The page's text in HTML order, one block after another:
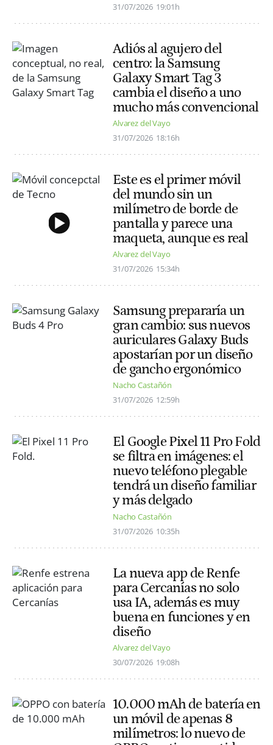
31/07/2026 19:01h
Adiós al agujero del
centro: la Samsung
Galaxy Smart Tag 3
cambia el diseño a uno
mucho más convencional
Alvarez del Vayo
31/07/2026 18:16h
Este es el primer móvil
del mundo sin un
milímetro de borde de
pantalla y parece una
maqueta, aunque es real
Alvarez del Vayo
31/07/2026 15:34h
Samsung prepararía un
gran cambio: sus nuevos
auriculares Galaxy Buds
apostarían por un diseño
de gancho ergonómico
Nacho Castañón
31/07/2026 12:59h
El Google Pixel 11 Pro Fold
se filtra en imágenes: el
nuevo teléfono plegable
tendrá un diseño familiar
y más delgado
Nacho Castañón
31/07/2026 10:35h
La nueva app de Renfe
para Cercanías no solo
usa IA, además es muy
buena en funciones y en
diseño
Alvarez del Vayo
30/07/2026 19:08h
10.000 mAh de batería en
un móvil de apenas 8
milímetros: lo nuevo de